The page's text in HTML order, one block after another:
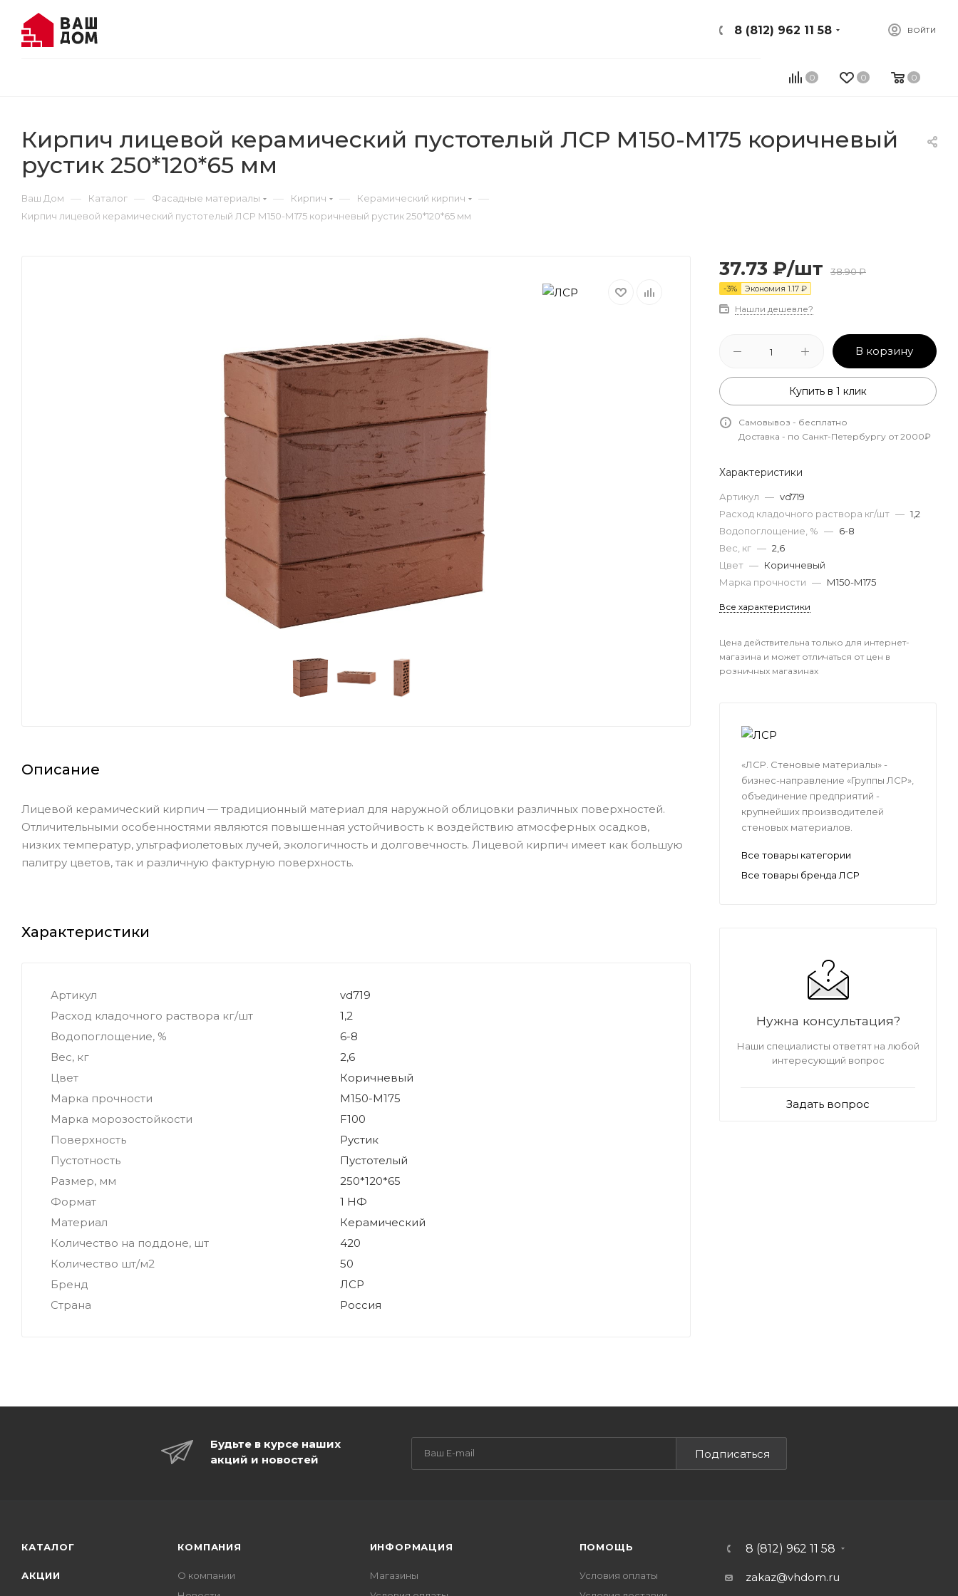
ВОЙТИ
8 (812) 962 11 58
0 0 0
Кирпич лицевой керамический пустотелый ЛСР М150-М175 коричневый
рустик 250*120*65 мм
Ваш Дом — Каталог — Фасадные материалы — Кирпич — Керамический кирпич —
Кирпич лицевой керамический пустотелый ЛСР М150-М175 коричневый рустик 250*120*65 мм
Описание
Лицевой керамический кирпич — традиционный материал для наружной облицовки различных поверхностей.
Отличительными особенностями являются повышенная устойчивость к воздействию атмосферных осадков,
низких температур, ультрафиолетовых лучей, экологичность и долговечность. Лицевой кирпич имеет как большую
палитру цветов, так и различную фактурную поверхность.
Характеристики
Артикул
vd719
Расход кладочного раствора кг/шт
1,2
Водопоглощение, %
6-8
Вес, кг
2,6
Цвет
Коричневый
Марка прочности
М150-М175
Марка морозостойкости
F100
Поверхность
Рустик
Пустотность
Пустотелый
Размер, мм
250*120*65
Формат
1 НФ
Материал
Керамический
Количество на поддоне, шт
420
Количество шт/м2
50
Бренд
ЛСР
Страна
Россия
37.73 ₽/шт 38.90₽
-3% Экономия 1.17 ₽
Нашли дешевле?
В корзину
Купить в 1 клик
Самовывоз - бесплатно
Доставка - по Санкт-Петербургу от 2000₽
Характеристики
Артикул — vd719
Расход кладочного раствора кг/шт — 1,2
Водопоглощение, % — 6-8
Вес, кг — 2,6
Цвет — Коричневый
Марка прочности — М150-М175
Все характеристики
Цена действительна только для интернет-
магазина и может отличаться от цен в
розничных магазинах
«ЛСР. Стеновые материалы» -
бизнес-направление «Группы ЛСР»,
объединение предприятий -
крупнейших производителей
стеновых материалов.
Все товары категории
Все товары бренда ЛСР
Нужна консультация?
Наши специалисты ответят на любой
интересующий вопрос
Задать вопрос
Будьте в курсе наших
акций и новостей
Подписаться
КАТАЛОГ
АКЦИИ
КОМПАНИЯ
О компании
ИНФОРМАЦИЯ
Магазины
ПОМОЩЬ
Условия оплаты
8 (812) 962 11 58
zakaz@vhdom.ru